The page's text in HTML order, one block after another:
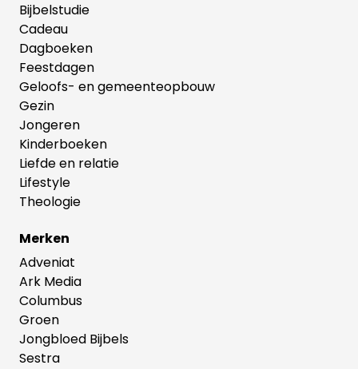
Bijbelstudie
Cadeau
Dagboeken
Feestdagen
Geloofs- en gemeenteopbouw
Gezin
Jongeren
Kinderboeken
Liefde en relatie
Lifestyle
Theologie
Merken
Adveniat
Ark Media
Columbus
Groen
Jongbloed Bijbels
Sestra